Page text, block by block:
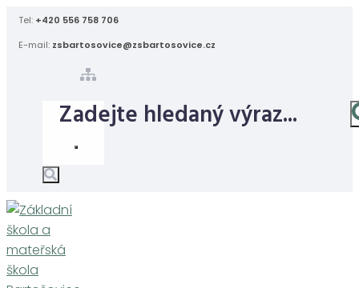
Skip
Tel: +420 556 758 706
E-mail: zsbartosovice@zsbartosovice.cz